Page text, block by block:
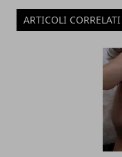
ARTICOLI CORRELATI